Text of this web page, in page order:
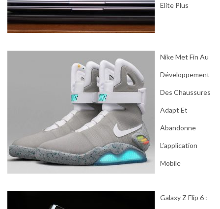
Elite Plus
Nike Met Fin Au
Développement
Des Chaussures
Adapt Et
Abandonne
L’application
Mobile
Galaxy Z Flip 6 :